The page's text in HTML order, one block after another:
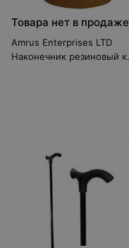
Товара нет в продаже
Amrus Enterprises LTD
Наконечник резиновый к